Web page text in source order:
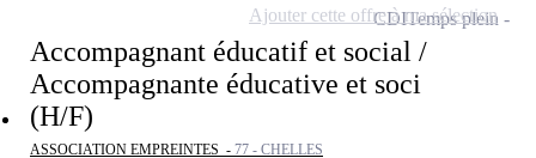
Accompagnant éducatif et social /
Accompagnante éducative et soci
(H/F)
ASSOCIATION EMPREINTES - 77 - CHELLES
CDITemps plein
Ajouter cette offre à ma sélection